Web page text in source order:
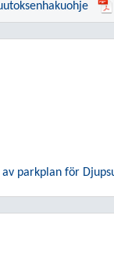
parkplan för